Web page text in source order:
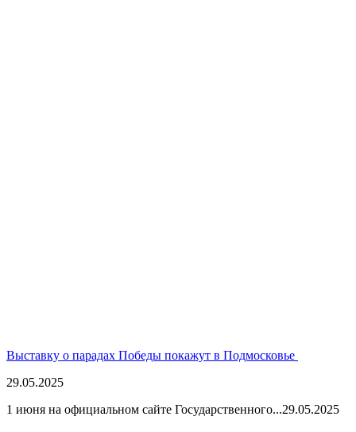
Выставку о парадах Победы покажут в Подмосковье
29.05.2025
1 июня на официальном сайте Государственного...29.05.2025